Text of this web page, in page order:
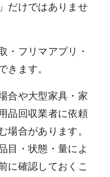
だけではありませ
・フリマアプリ・
きます。
合や大型家具・家
品回収業者に依頼
場合があります。
目・状態・量によ
に確認しておくこ